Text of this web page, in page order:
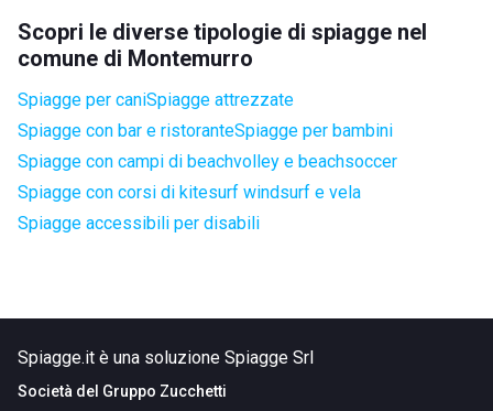
Scopri le diverse tipologie di spiagge nel
comune di Montemurro
Spiagge per caniSpiagge attrezzate
Spiagge con bar e ristoranteSpiagge per bambini
Spiagge con campi di beachvolley e beachsoccer
Spiagge con corsi di kitesurf windsurf e vela
Spiagge accessibili per disabili
Spiagge.it è una soluzione Spiagge Srl
Società del Gruppo Zucchetti